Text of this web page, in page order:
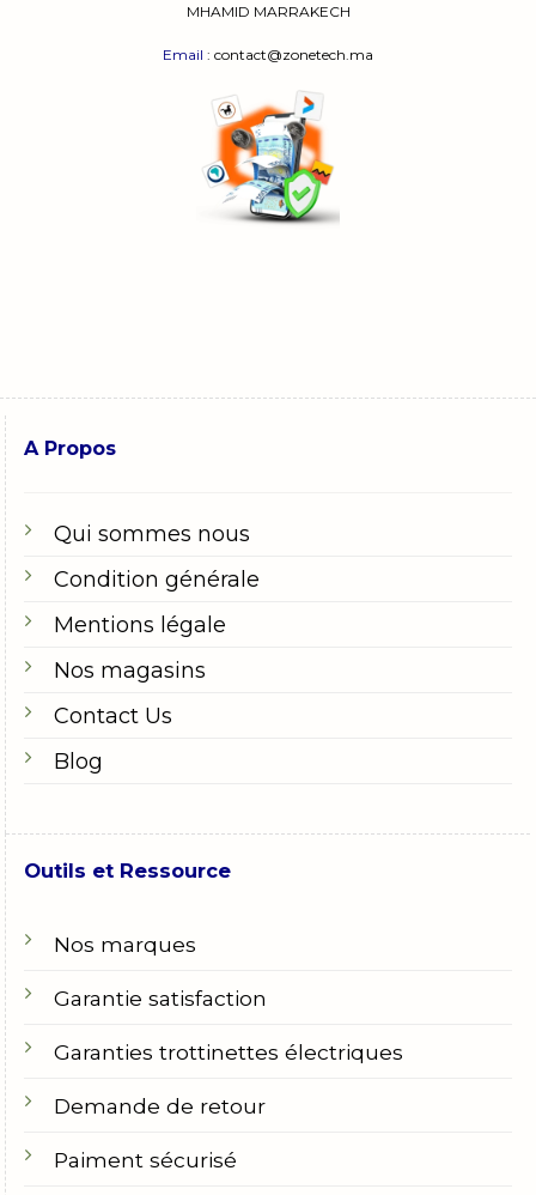
MHAMID MARRAKECH
Email : contact@zonetech.ma
A Propos
Qui sommes nous
Condition générale
Mentions légale
Nos magasins
Contact Us
Blog
Outils et Ressource
Nos marques
Garantie satisfaction
Garanties trottinettes électriques
Demande de retour
Paiment sécurisé